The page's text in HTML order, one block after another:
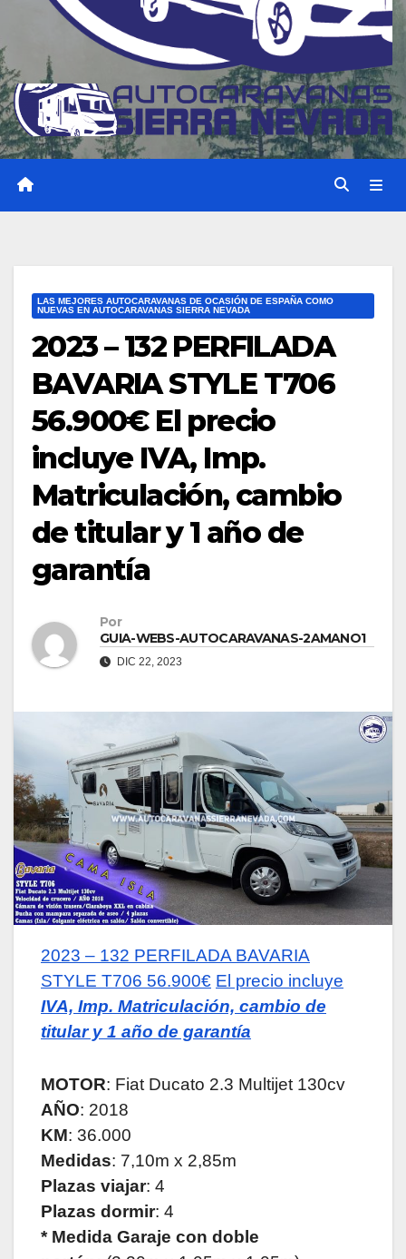
LAS MEJORES AUTOCARAVANAS DE OCASIÓN DE ESPAÑA COMO
NUEVAS EN AUTOCARAVANAS SIERRA NEVADA
2023 – 132 PERFILADA
BAVARIA STYLE T706
56.900€ El precio
incluye IVA, Imp.
Matriculación, cambio
de titular y 1 año de
garantía
Por
GUIA-WEBS-AUTOCARAVANAS-2AMANO1
DIC 22, 2023
2023 – 132 PERFILADA BAVARIA
STYLE T706 56.900€ El precio incluye
IVA, Imp. Matriculación, cambio de
titular y 1 año de garantía
MOTOR: Fiat Ducato 2.3 Multijet 130cv
AÑO: 2018
KM: 36.000
Medidas: 7,10m x 2,85m
Plazas viajar: 4
Plazas dormir: 4
* Medida Garaje con doble